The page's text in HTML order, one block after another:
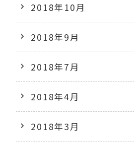
2018年10月
2018年9月
2018年7月
2018年4月
2018年3月